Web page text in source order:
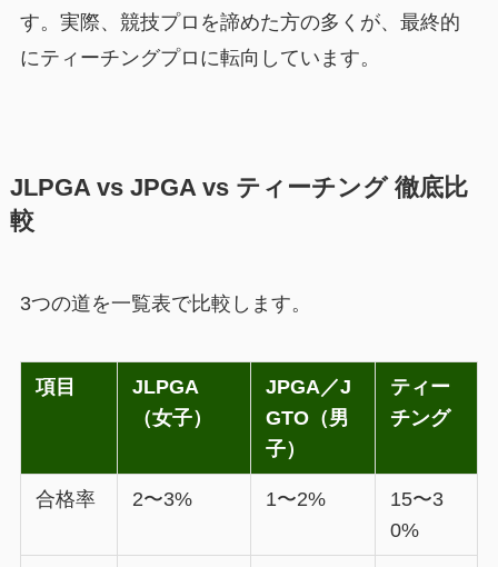
す。実際、競技プロを諦めた方の多くが、最終的
にティーチングプロに転向しています。
JLPGA vs JPGA vs ティーチング 徹底比
較
3つの道を一覧表で比較します。
項目
JLPGA
（女子）
JPGA／J
GTO（男
子）
ティー
チング
合格率 2〜3% 1〜2%
15〜3
0%